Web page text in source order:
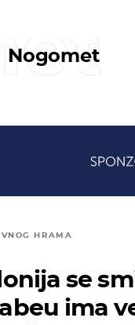
Nogomet
HRAMA
se
ima